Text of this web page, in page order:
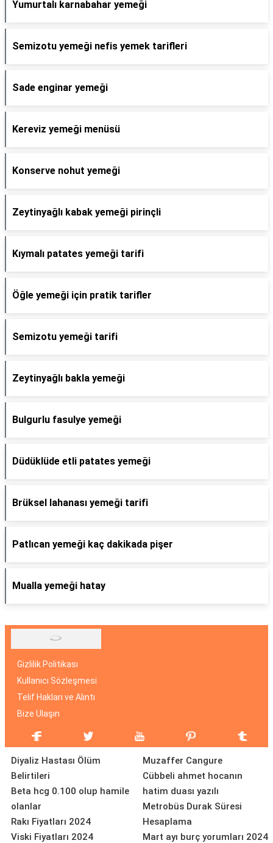
Yumurtalı karnabahar yemeği
Semizotu yemeği nefis yemek tarifleri
Sade enginar yemeği
Kereviz yemeği menüsü
Konserve nohut yemeği
Zeytinyağlı kabak yemeği pirinçli
Kıymalı patates yemeği tarifi
Öğle yemeği için pratik tarifler
Semizotu yemeği tarifi
Zeytinyağlı bakla yemeği
Bulgurlu fasulye yemeği
Düdüklüde etli patates yemeği
Brüksel lahanası yemeği tarifi
Patlıcan yemeği kaç dakikada pişer
Mualla yemeği hatay
Gizlilik Politikası
Kullanıcı Sözleşmesi
Telif Hakları ve Alıntı
Bize Ulaşın
Diyaliz Hastası Ölüm
Belirtileri
Beta hcg 0.100 olup hamile
olanlar
Rakı Fiyatları 2024
Viski Fiyatları 2024
Muzaffer Cangure
Cübbeli ahmet hocanın
hatim duası yazılı
Metrobüs Durak Süresi
Hesaplama
Mart ayı burç yorumları 2024